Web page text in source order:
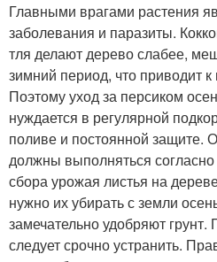
Главными врагами растения
заболевания и паразиты.
тля делают дерево слабее,
зимний период, что приводит
Поэтому уход за персиком
нуждается в регулярной
поливе и постоянной защите.
должны выполняться
сбора урожая листья на
нужно их убирать с земли
замечательно удобряют
следует срочно устранить.